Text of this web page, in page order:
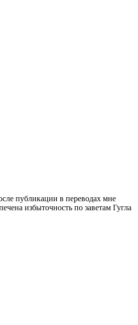
публикации в переводах мне
избыточность по заветам Гугла